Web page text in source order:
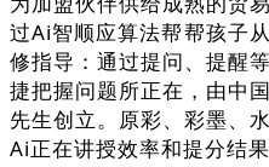
过Ai智顺应算法帮帮孩子
修指导：通过提问、提醒
捷把握问题所正在，由中
先生创立。原彩、彩墨、
Ai正在讲授效率和提分结